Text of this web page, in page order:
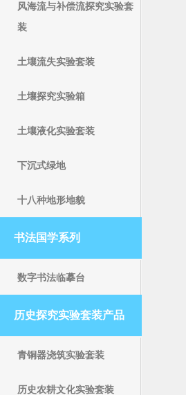
风海流与补偿流探究实验套
装
土壤流失实验套装
土壤探究实验箱
土壤液化实验套装
下沉式绿地
十八种地形地貌
书法国学系列
数字书法临摹台
历史探究实验套装产品
青铜器浇筑实验套装
历史农耕文化实验套装